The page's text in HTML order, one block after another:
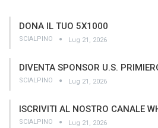
DONA IL TUO 5X1000
SCIALPINO Lug 21, 2026
DIVENTA SPONSOR U.S.
SCIALPINO Lug 21, 2026
ISCRIVITI AL NOSTRO CANALE
SCIALPINO Lug 21, 2026